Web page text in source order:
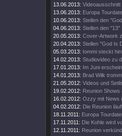
13.06.2013: Videoausschnitt
13.06.2013: Europa
10.06.2013: Stellen den
04.06.2013: Stellen den "13"
20.05.2013: Cover-Artwork
20.04.2013: Stellen "God Is
05.03.2013: Iommi steckt
14.02.2013: Studiovideo zu
17.01.2013: Im Juni
14.01.2013: Brad Wilk
21.05.2012: Videos und
19.02.2012: Reunion Shows
16.02.2012: Ozzy mit News
04.02.2012: Die Reunion
18.11.2011: Europa
17.11.2011: Die Kohle wird
12.11.2011: Reunion